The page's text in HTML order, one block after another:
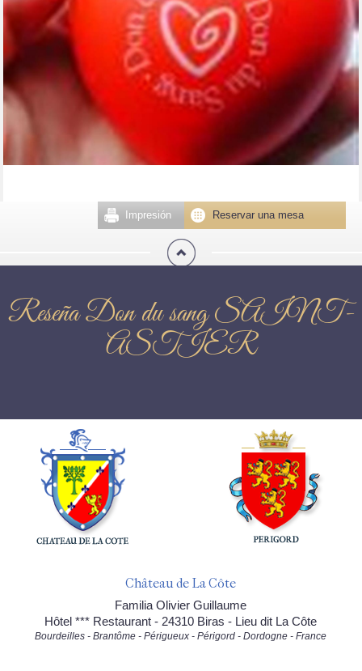
Reservar una mesa
Impresión
Reseña Don du sang SAINT-
ASTIER
Château de La Côte
Familia Olivier Guillaume
Hôtel *** Restaurant - 24310 Biras - Lieu dit La Côte
Bourdeilles - Brantôme - Périgueux - Périgord - Dordogne - France